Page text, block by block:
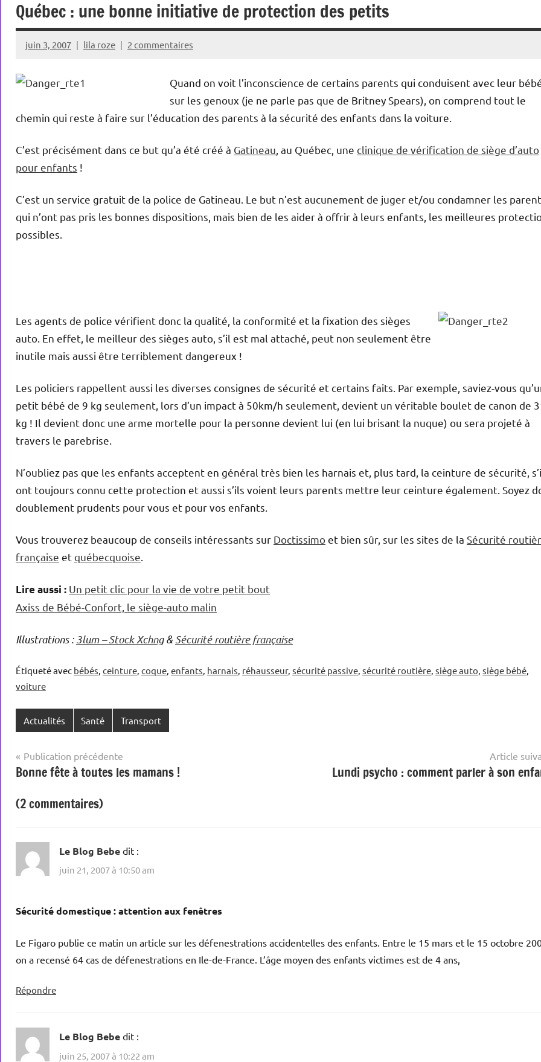
Québec : une bonne initiative de protection des petits
juin 3, 2007 lila roze 2 commentaires
Quand on voit l’inconscience de certains parents qui conduisent avec leur
sur les genoux (je ne parle pas que de Britney Spears), on comprend tout le
chemin qui reste à faire sur l’éducation des parents à la sécurité des enfants dans la voiture.
C’est précisément dans ce but qu’a été créé à Gatineau , au Québec, une clinique de vérification de siège d’auto
pour enfants !
C’est un service gratuit de la police de Gatineau. Le but n’est aucunement de juger et/ou condamner les
qui n’ont pas pris les bonnes dispositions, mais bien de les aider à offrir à leurs enfants, les meilleures
possibles.
Les agents de police vérifient donc la qualité, la conformité et la fixation des sièges
auto. En effet, le meilleur des sièges auto, s’il est mal attaché, peut non seulement être
inutile mais aussi être terriblement dangereux !
Les policiers rappellent aussi les diverses consignes de sécurité et certains faits. Par exemple, saviez-vous
petit bébé de 9 kg seulement, lors d’un impact à 50km/h seulement, devient un véritable boulet de canon de
kg ! Il devient donc une arme mortelle pour la personne devient lui (en lui brisant la nuque) ou sera projeté à
travers le parebrise.
N’oubliez pas que les enfants acceptent en général très bien les harnais et, plus tard, la ceinture de sécurité,
ont toujours connu cette protection et aussi s’ils voient leurs parents mettre leur ceinture également. Soyez
doublement prudents pour vous et pour vos enfants.
Vous trouverez beaucoup de conseils intéressants sur Doctissimoet bien sûr, sur les sites de la Sécurité
française etquébecquoise
Lire aussi : Un petit clic pour la vie de votre petit bout
Axiss de Bébé-Confort, le siège-auto malin
Illustrations :3lum – Stock Xchng& Sécurité routière française
Étiqueté avec bébés, ceinture, coque, enfants, harnais, réhausseur, sécurité passive, sécurité routière, siège auto, siège bébé,
voiture
Actualités Santé Transport
Navigation
de
l’article
Publication précédente
Bonne fête à toutes les mamans !
Article
Lundi psycho : comment parler à son
(2 commentaires)
Le Blog Bebe dit :
juin 21, 2007 à 10:50 am
Sécurité domestique : attention aux fenêtres
Le Figaro publie ce matin un article sur les défenestrations accidentelles des enfants. Entre le 15 mars et le 15 octobre
on a recensé 64 cas de défenestrations en Ile-de-France. L’âge moyen des enfants victimes est de 4 ans,
Répondre
Le Blog Bebe dit :
juin 25, 2007 à 10:22 am